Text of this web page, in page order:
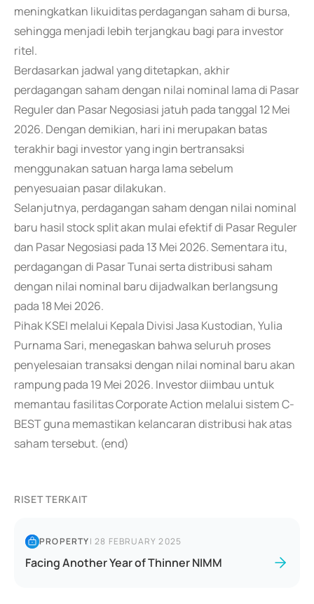
meningkatkan likuiditas perdagangan saham di bursa,
sehingga menjadi lebih terjangkau bagi para investor
ritel.
Berdasarkan jadwal yang ditetapkan, akhir
perdagangan saham dengan nilai nominal lama di Pasar
Reguler dan Pasar Negosiasi jatuh pada tanggal 12 Mei
2026. Dengan demikian, hari ini merupakan batas
terakhir bagi investor yang ingin bertransaksi
menggunakan satuan harga lama sebelum
penyesuaian pasar dilakukan.
Selanjutnya, perdagangan saham dengan nilai nominal
baru hasil stock split akan mulai efektif di Pasar Reguler
dan Pasar Negosiasi pada 13 Mei 2026. Sementara itu,
perdagangan di Pasar Tunai serta distribusi saham
dengan nilai nominal baru dijadwalkan berlangsung
pada 18 Mei 2026.
Pihak KSEI melalui Kepala Divisi Jasa Kustodian, Yulia
Purnama Sari, menegaskan bahwa seluruh proses
penyelesaian transaksi dengan nilai nominal baru akan
rampung pada 19 Mei 2026. Investor diimbau untuk
memantau fasilitas Corporate Action melalui sistem C-
BEST guna memastikan kelancaran distribusi hak atas
saham tersebut. (end)
RISET TERKAIT
PROPERTY|28 FEBRUARY 2025
Facing Another Year of Thinner NIMM